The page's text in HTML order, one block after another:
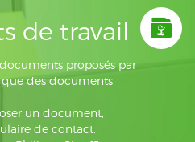
de travail
proposés par
des documents
un document,
de contact.